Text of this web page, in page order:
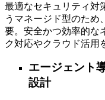
最適なセキュリティ対
うマネージド型のため
要。安全かつ効率的な
ク対応やクラウド活用
エージェント
設計